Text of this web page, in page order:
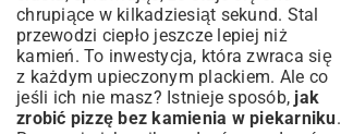
chrupiące w kilkadziesiąt sekund. Stal
przewodzi ciepło jeszcze lepiej niż
kamień. To inwestycja, która zwraca się
z każdym upieczonym plackiem. Ale co
jeśli ich nie masz? Istnieje sposób, jak
zrobić pizzę bez kamienia w piekarniku.